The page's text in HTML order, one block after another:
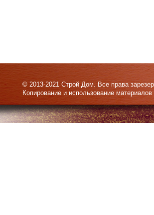
© 2013-2021 Строй Дом. Все права
Копирование и использование